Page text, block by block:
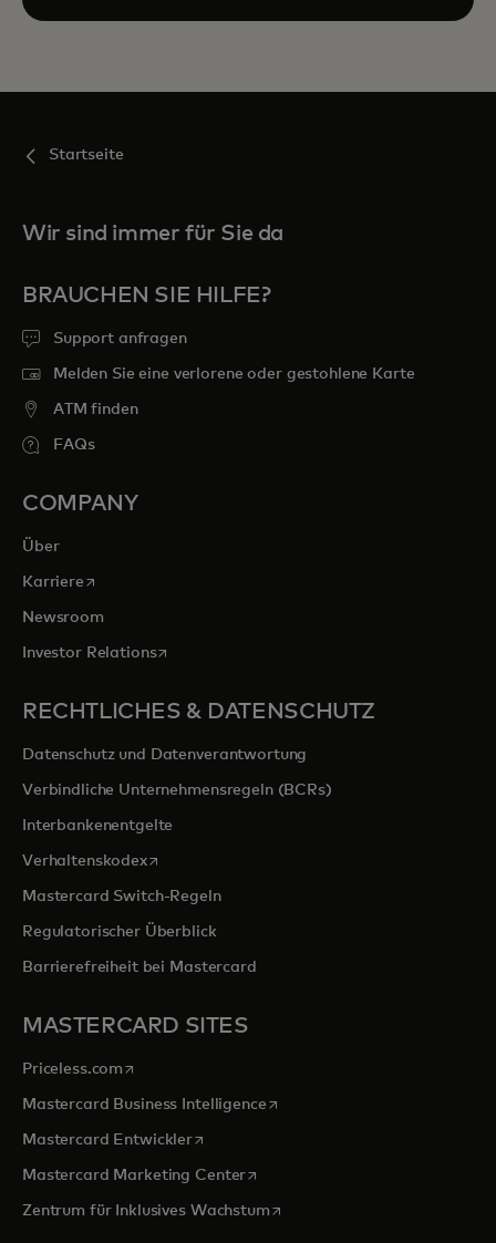
Startseite
Wir sind immer für Sie da
BRAUCHEN SIE HILFE?
Support anfragen
Melden Sie eine verlorene oder gestohlene Karte
ATM finden
FAQs
COMPANY
Über
Karrierewird in einer neuen Registerkarte geöffnet
Newsroom
Investor Relationswird in einer neuen Registerkarte geöffnet
RECHTLICHES & DATENSCHUTZ
Datenschutz und Datenverantwortung
Verbindliche Unternehmensregeln (BCRs)
Interbankenentgelte
Verhaltenskodexwird in einer neuen Registerkarte geöffnet
Mastercard Switch-Regeln
Regulatorischer Überblick
Barrierefreiheit bei Mastercard
MASTERCARD SITES
Priceless.com wird in einer neuen Registerkarte geöffnet
Mastercard Business Intelligencewird in einer neuen
Mastercard Entwicklerwird in einer neuen Registerkarte
Mastercard Marketing Centerwird in einer neuen
Zentrum für Inklusives Wachstumwird in einer neuen